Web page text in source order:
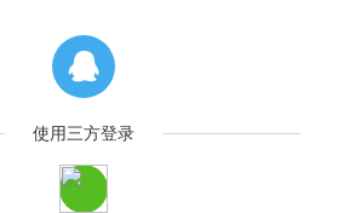
使用三方登录